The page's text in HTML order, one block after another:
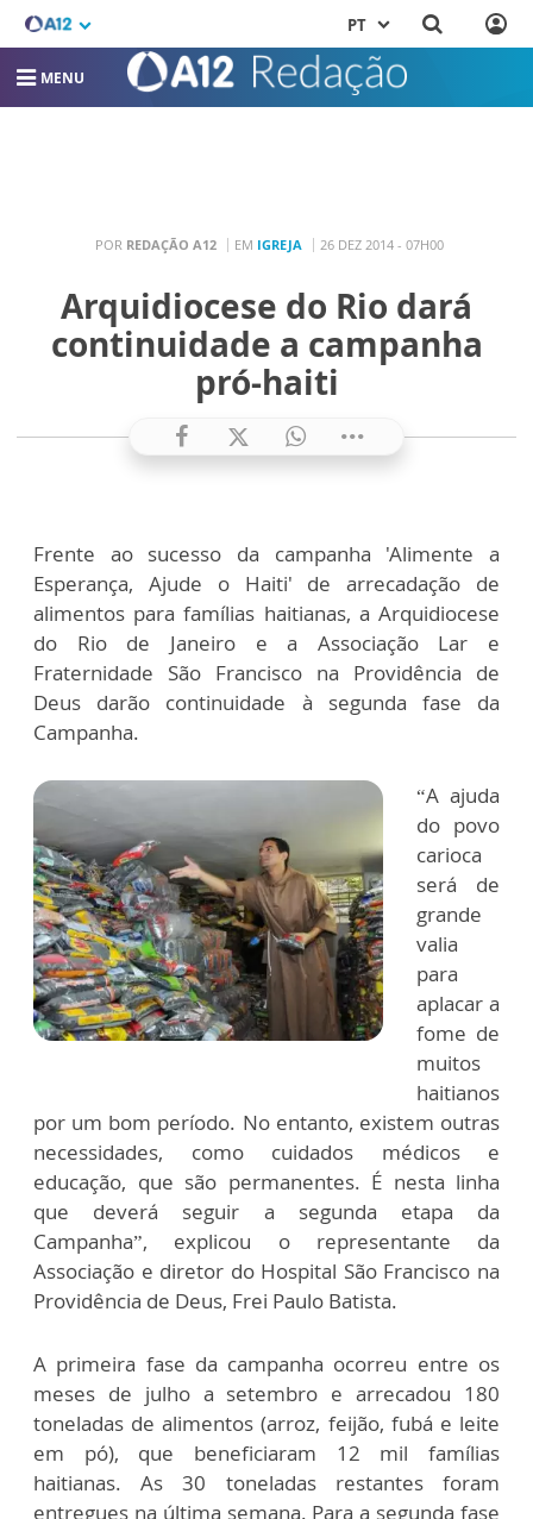
PT
MENU
POR REDAÇÃO A12 EM IGREJA 26 DEZ 2014 - 07H00
Arquidiocese do Rio dará
continuidade a campanha
pró-haiti
Frente ao sucesso da campanha 'Alimente a
Esperança, Ajude o Haiti' de arrecadação de
alimentos para famílias haitianas, a Arquidiocese
do Rio de Janeiro e a Associação Lar e
Fraternidade São Francisco na Providência de
Deus darão continuidade à segunda fase da
Campanha.
“A ajuda
do povo
carioca
será de
grande
valia
para
aplacar a
fome de
muitos
haitianos
por um bom período. No entanto, existem outras
necessidades, como cuidados médicos e
educação, que são permanentes. É nesta linha
que deverá seguir a segunda etapa da
Campanha”, explicou o representante da
Associação e diretor do Hospital São Francisco na
Providência de Deus, Frei Paulo Batista.
A primeira fase da campanha ocorreu entre os
meses de julho a setembro e arrecadou 180
toneladas de alimentos (arroz, feijão, fubá e leite
em pó), que beneficiaram 12 mil famílias
haitianas. As 30 toneladas restantes foram
entregues na última semana. Para a segunda fase